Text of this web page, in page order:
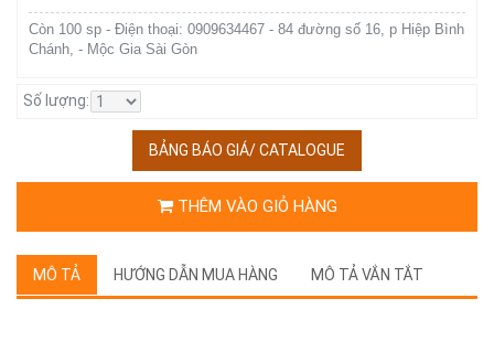
Còn 100 sp - Điện thoại: 0909634467 - 84 đường số 16, p Hiệp Bình
Chánh, - Mộc Gia Sài Gòn
Số lượng:
BẢNG BÁO GIÁ/ CATALOGUE
THÊM VÀO GIỎ HÀNG
MÔ TẢ HƯỚNG DẪN MUA HÀNG MÔ TẢ VẮN TẮT